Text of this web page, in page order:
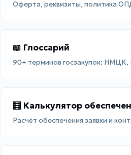
Оферта, реквизиты, политика
📖 Глоссарий
90+ терминов госзакупок:
🧮 Калькулятор
Расчёт обеспечения заявки и